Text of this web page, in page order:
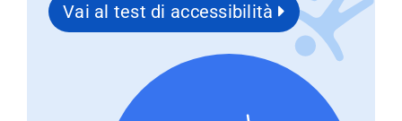
Vai al test di accessibilità